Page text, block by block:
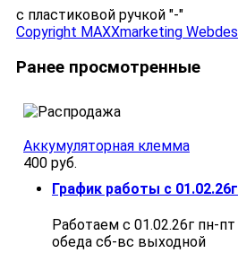
с пластиковой ручкой "-"
Copyright MAXXmarketing
Ранее просмотренные
Аккумуляторная клемма
400 руб.
График работы с 01.02.26г
Работаем с 01.02.26г пн-пт
обеда cб-вс выходной